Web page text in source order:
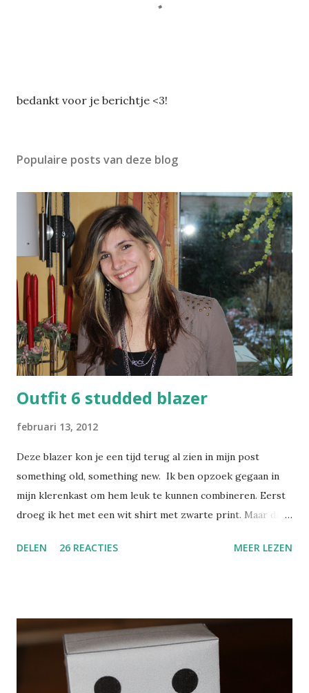
E
e
c
s
t
e
n
bedankt voor je berichtje <3!
Populaire posts van deze blog
Outfit 6 studded blazer
februari 13, 2012
Deze blazer kon je een tijd terug al zien in mijn post
something old, something new. Ik ben opzoek gegaan in
mijn klerenkast om hem leuk te kunnen combineren. Eerst
droeg ik het met een wit shirt met zwarte print. Maar dat
shirt met leuke accessoires. De ketting bestaand uit
DELEN 26 REACTIES MEER LEZEN